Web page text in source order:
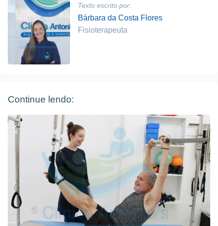
Texto escrito por:
Bárbara da Costa Flores
Fisioterapeuta
Continue lendo: